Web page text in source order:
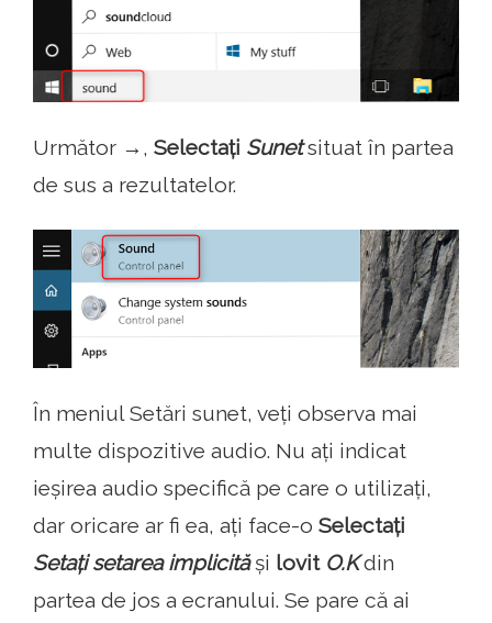
Următor →, Selectați Sunetsituat în partea
de sus a rezultatelor.
În meniul Setări sunet, veți observa mai
multe dispozitive audio. Nu ați indicat
ieșirea audio specifică pe care o utilizați,
dar oricare ar fi ea, ați face-o Selectați
Setați setarea implicităși lovit O.Kdin
partea de jos a ecranului. Se pare că ai